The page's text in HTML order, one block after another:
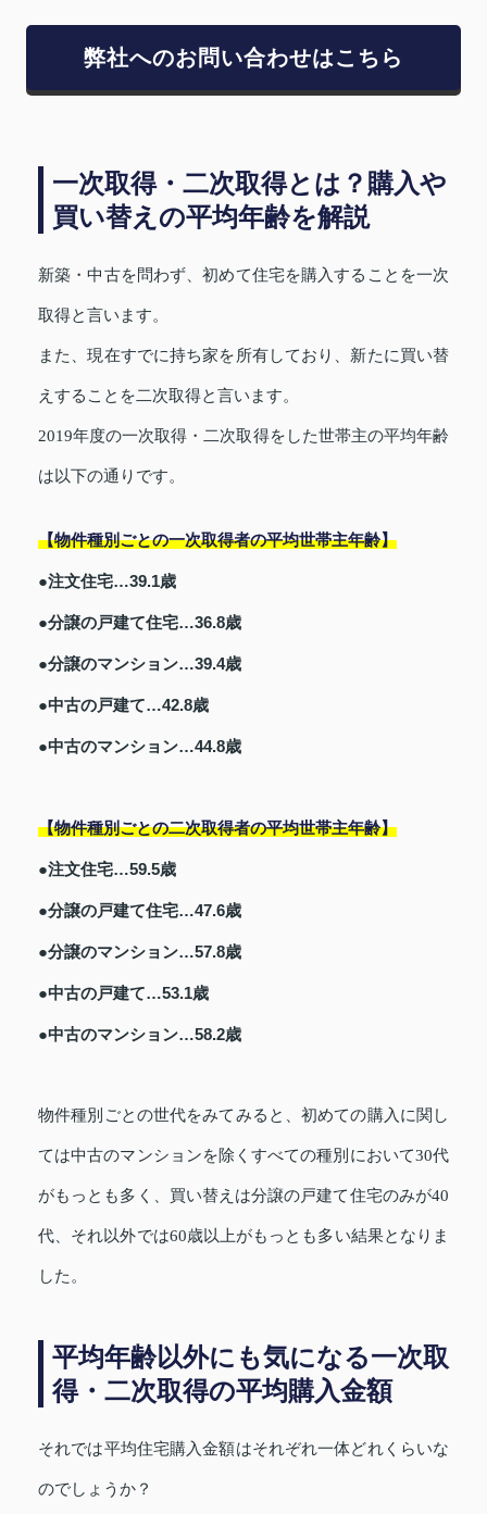
弊社へのお問い合わせはこちら
一次取得・二次取得とは？購入や
買い替えの平均年齢を解説
新築・中古を問わず、初めて住宅を購入することを一次
取得と言います。
また、現在すでに持ち家を所有しており、新たに買い替
えすることを二次取得と言います。
2019年度の一次取得・二次取得をした世帯主の平均年齢
は以下の通りです。
【物件種別ごとの一次取得者の平均世帯主年齢】
●注文住宅…39.1歳
●分譲の戸建て住宅…36.8歳
●分譲のマンション…39.4歳
●中古の戸建て…42.8歳
●中古のマンション…44.8歳
【物件種別ごとの二次取得者の平均世帯主年齢】
●注文住宅…59.5歳
●分譲の戸建て住宅…47.6歳
●分譲のマンション…57.8歳
●中古の戸建て…53.1歳
●中古のマンション…58.2歳
物件種別ごとの世代をみてみると、初めての購入に関し
ては中古のマンションを除くすべての種別において30代
がもっとも多く、買い替えは分譲の戸建て住宅のみが40
代、それ以外では60歳以上がもっとも多い結果となりま
した。
平均年齢以外にも気になる一次取
得・二次取得の平均購入金額
それでは平均住宅購入金額はそれぞれ一体どれくらいな
のでしょうか？